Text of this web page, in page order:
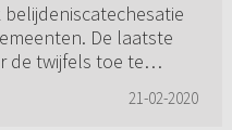
De laatste
de twijfels toe te
over bep...
21-02-2020